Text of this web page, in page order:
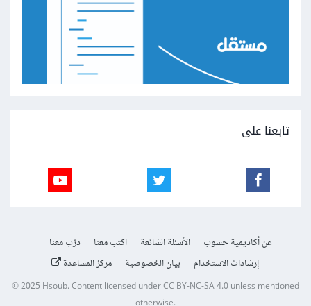
تابعنا على
عن أكاديمية حسوب الأسئلة الشائعة اكتب معنا
درّب معنا
إرشادات الاستخدام
بيان الخصوصية مركز المساعدة
© 2025Hsoub.Content licensed underCC BY-NC-SA 4.0unless mentioned